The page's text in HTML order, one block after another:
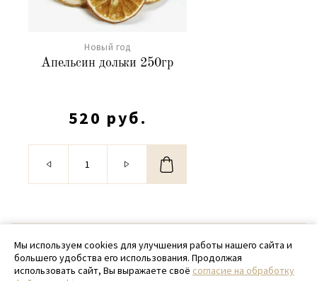
Новый год
Апельсин дольки 250гр
520 руб.
© 2020 - 2026 SamPack
+ 7 (918) 699-97-87
Мы используем cookies для улучшения работы нашего сайта и
большего удобства его использования. Продолжая
использовать сайт, Вы выражаете своё согласие на обработку